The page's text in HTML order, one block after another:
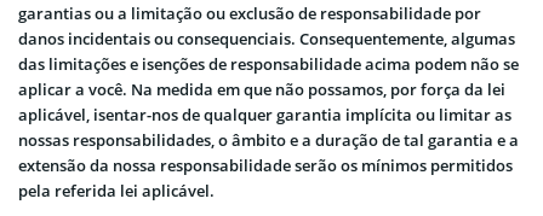
garantias ou a limitação ou exclusão de responsabilidade por
danos incidentais ou consequenciais. Consequentemente, algumas
das limitações e isenções de responsabilidade acima podem não se
aplicar a você. Na medida em que não possamos, por força da lei
aplicável, isentar-nos de qualquer garantia implícita ou limitar as
nossas responsabilidades, o âmbito e a duração de tal garantia e a
extensão da nossa responsabilidade serão os mínimos permitidos
pela referida lei aplicável.